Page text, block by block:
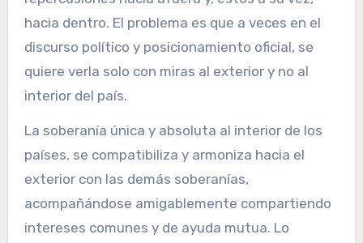
hacia dentro. El problema es que a veces en el
discurso político y posicionamiento oficial, se
quiere verla solo con miras al exterior y no al
interior del país.
La soberanía única y absoluta al interior de los
países, se compatibiliza y armoniza hacia el
exterior con las demás soberanías,
acompañándose amigablemente compartiendo
intereses comunes y de ayuda mutua. Lo